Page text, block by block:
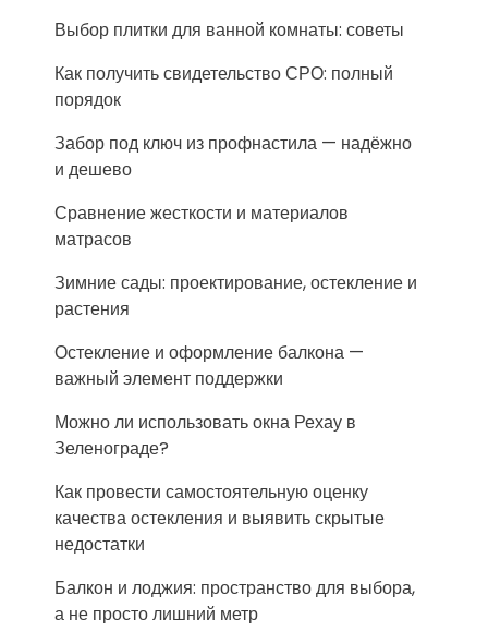
Выбор плитки для ванной комнаты: советы
Как получить свидетельство СРО: полный
порядок
Забор под ключ из профнастила — надёжно
и дешево
Сравнение жесткости и материалов
матрасов
Зимние сады: проектирование, остекление и
растения
Остекление и оформление балкона —
важный элемент поддержки
Можно ли использовать окна Рехау в
Зеленограде?
Как провести самостоятельную оценку
качества остекления и выявить скрытые
недостатки
Балкон и лоджия: пространство для выбора,
а не просто лишний метр